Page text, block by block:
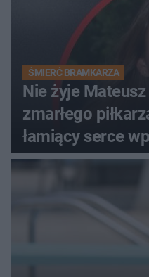
ŚMIERĆ BRAMKARZA
Nie żyje
zmarłego
łamiący serce